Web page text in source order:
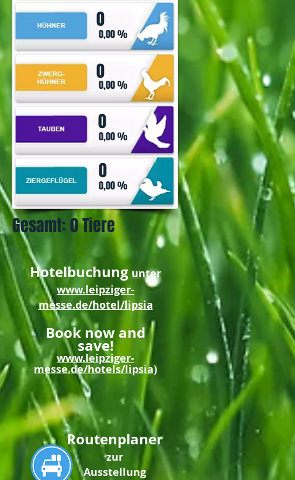
0
0
0
0
0,00 %
0,00 %
0,00 %
0,00 %
Gesamt:0 Tiere
Hotelbuchung unter
www.leipziger-
messe.de/hotel/lipsia
Book now and
save!
www.leipziger-
messe.de/hotels/lipsia)
Routenplaner
zur
Ausstellung